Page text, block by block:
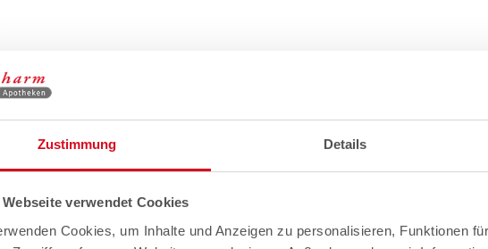
Zustimmung Details
Webseite verwendet Cookies
Cookies, um Inhalte und Anzeigen zu personalisieren, Funktionen